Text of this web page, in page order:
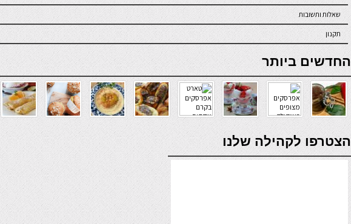
שאלות ותשובות
תקנון
online casino
החדשים ביותר
verde casino
הצטרפו לקהילה שלנו